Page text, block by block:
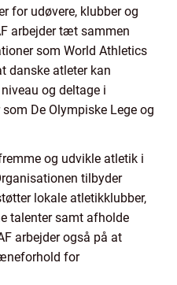
for udøvere, klubber og
arbejder tæt sammen
som World Athletics
danske atleter kan
og deltage i
De Olympiske Lege og
og udvikle atletik i
tilbyder
lokale atletikklubber,
talenter samt afholde
arbejder også på at
for